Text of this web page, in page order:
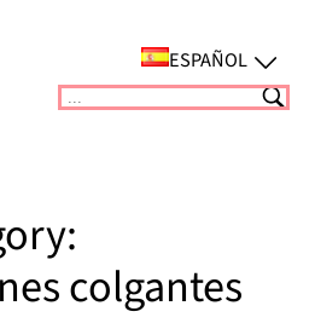
ESPAÑOL
Suchen
colgantes